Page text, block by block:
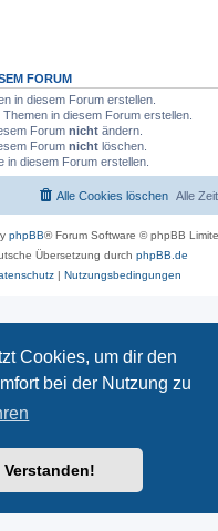
Cookies, um dir den
bei der Nutzung zu
Verstanden!
FORUM
in diesem Forum erstellen.
in diesem Forum erstellen.
Forum nicht ändern.
Forum nicht löschen.
in diesem Forum erstellen.
Alle
Alle Cookies löschen
phpBB® Forum Software © phpBB
Übersetzung durch phpBB.de
| Nutzungsbedingungen